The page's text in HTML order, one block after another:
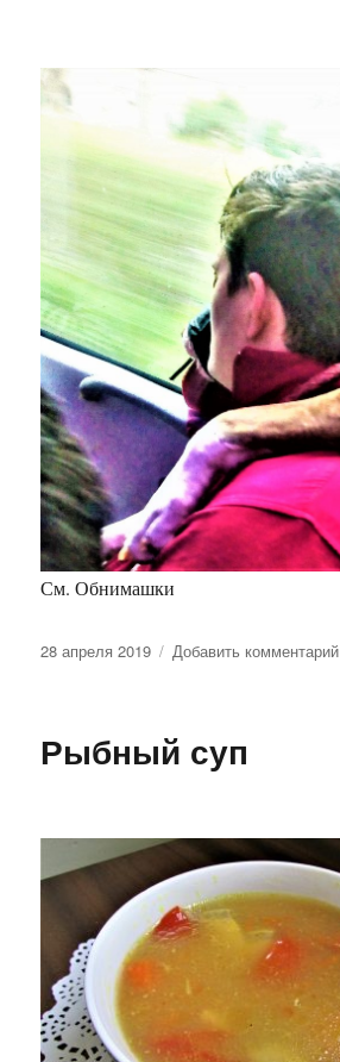
См. Обнимашки
Опубликовано
28 апреля 2019 Добавить комментарийк
Рыбный суп